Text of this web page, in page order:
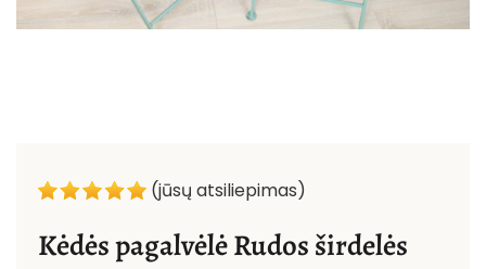
(jūsų atsiliepimas)
Kėdės pagalvėlė Rudos širdelės